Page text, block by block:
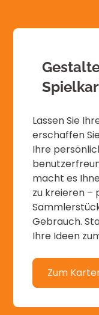
Lassen Sie
erschaffen
Ihre
macht es
zu kreieren –
Gebrauch.
Ihre Ideen
Zum